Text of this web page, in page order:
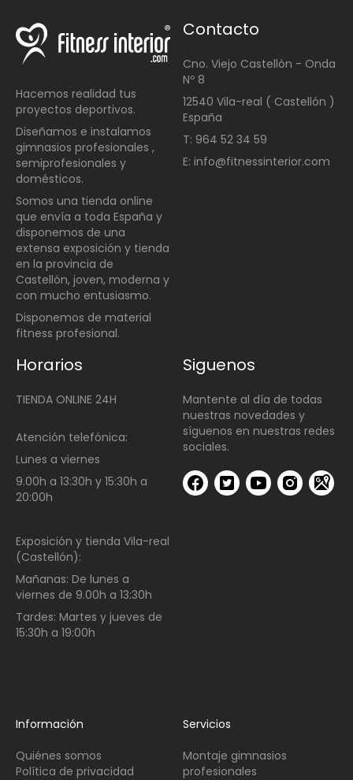
Hacemos realidad tus
proyectos deportivos.
Diseñamos e instalamos
gimnasios profesionales ,
semiprofesionales y
domésticos.
Somos una tienda online
que envía a toda España y
disponemos de una
extensa exposición y tienda
en la provincia de
Castellón, joven, moderna y
con mucho entusiasmo.
Disponemos de material
fitness profesional.
Contacto
Cno. Viejo Castellón - Onda
Nº 8
12540 Vila-real ( Castellón )
España
T: 964 52 34 59
E: info@fitnessinterior.com
Horarios
TIENDA ONLINE 24H
Atención telefónica:
Lunes a viernes
9.00h a 13:30h y 15:30h a
20:00h
Exposición y tienda Vila-real
(Castellón):
Mañanas: De lunes a
viernes de 9.00h a 13:30h
Tardes: Martes y jueves de
15:30h a 19:00h
Siguenos
Mantente al día de todas
nuestras novedades y
síguenos en nuestras redes
sociales.
Información
Quiénes somos
Política de privacidad
Servicios
Montaje gimnasios
profesionales